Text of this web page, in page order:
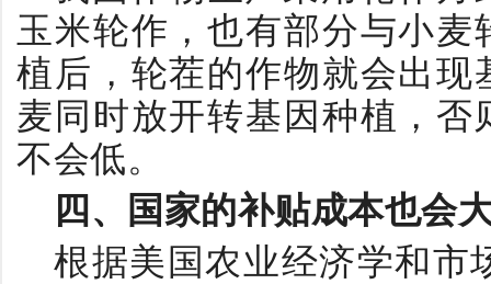
玉米轮作，也有部分与小
植后，轮茬的作物就会出
麦同时放开转基因种植，
不会低。
四、国家的补贴成本也会
根据美国农业经济学和